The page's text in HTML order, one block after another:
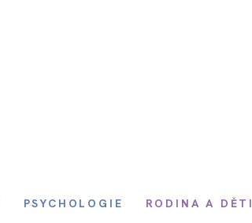
PSYCHOLOGIE RODINA A DĚTI